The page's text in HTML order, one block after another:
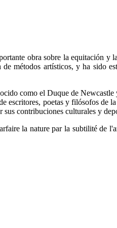
obra sobre la equitación y
métodos artísticos, y ha sido
como el Duque de
escritores, poetas y filósofos de
sus contribuciones culturales y
la nature par la subtilité de